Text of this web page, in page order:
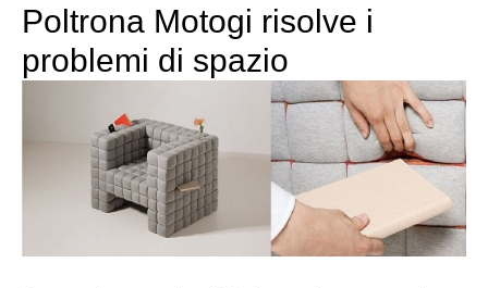
Poltrona Motogi risolve i
problemi di spazio